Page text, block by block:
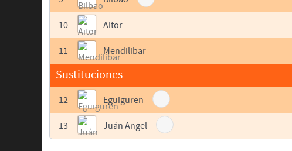
10 Aitor
11 Mendilibar
Sustituciones
12 Eguiguren
13 Juán Angel